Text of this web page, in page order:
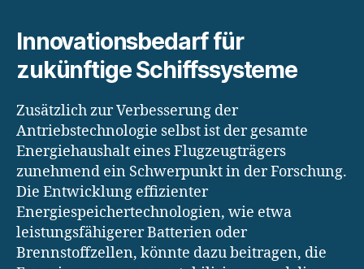
Innovationsbedarf für
zukünftige Schiffssysteme
Zusätzlich zur Verbesserung der
Antriebstechnologie selbst ist der gesamte
Energiehaushalt eines Flugzeugträgers
zunehmend ein Schwerpunkt in der Forschung.
Die Entwicklung effizienter
Energiespeichertechnologien, wie etwa
leistungsfähigerer Batterien oder
Brennstoffzellen, könnte dazu beitragen, die